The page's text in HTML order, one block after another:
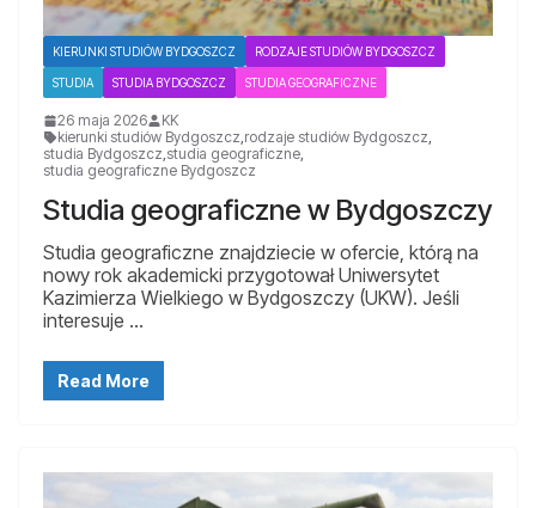
KIERUNKI STUDIÓW BYDGOSZCZ RODZAJE STUDIÓW BYDGOSZCZ
STUDIA STUDIA BYDGOSZCZ STUDIA GEOGRAFICZNE
26 maja 2026
KK
kierunki studiów Bydgoszcz,rodzaje studiów Bydgoszcz,
studia Bydgoszcz,studia geograficzne,
studia geograficzne Bydgoszcz
Studia geograficzne w Bydgoszczy
Studia geograficzne znajdziecie w ofercie, którą na
nowy rok akademicki przygotował Uniwersytet
Kazimierza Wielkiego w Bydgoszczy (UKW). Jeśli
interesuje …
Read More